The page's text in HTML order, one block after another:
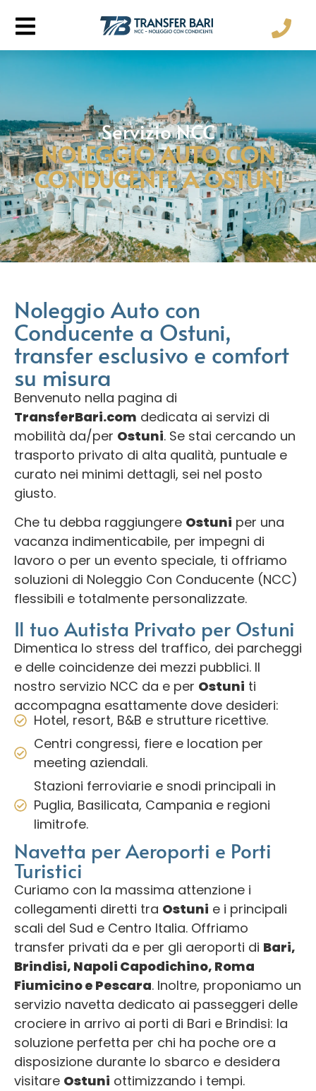
Servizio NCC
NOLEGGIO AUTO CON
CONDUCENTE A OSTUNI
Noleggio Auto con
Conducente a Ostuni,
transfer esclusivo e comfort
su misura
Benvenuto nella pagina di
TransferBari.com dedicata ai servizi di
mobilità da/per Ostuni. Se stai cercando un
trasporto privato di alta qualità, puntuale e
curato nei minimi dettagli, sei nel posto
giusto.
Che tu debba raggiungere Ostuni per una
vacanza indimenticabile, per impegni di
lavoro o per un evento speciale, ti offriamo
soluzioni di Noleggio Con Conducente (NCC)
flessibili e totalmente personalizzate.
Il tuo Autista Privato per Ostuni
Dimentica lo stress del traffico, dei parcheggi
e delle coincidenze dei mezzi pubblici. Il
nostro servizio NCC da e per Ostuni ti
accompagna esattamente dove desideri:
Hotel, resort, B&B e strutture ricettive.
Centri congressi, fiere e location per
meeting aziendali.
Stazioni ferroviarie e snodi principali in
Puglia, Basilicata, Campania e regioni
limitrofe.
Navetta per Aeroporti e Porti
Turistici
Curiamo con la massima attenzione i
collegamenti diretti tra Ostuni e i principali
scali del Sud e Centro Italia. Offriamo
transfer privati da e per gli aeroporti di Bari,
Brindisi, Napoli Capodichino, Roma
Fiumicino e Pescara. Inoltre, proponiamo un
servizio navetta dedicato ai passeggeri delle
crociere in arrivo ai porti di Bari e Brindisi: la
soluzione perfetta per chi ha poche ore a
disposizione durante lo sbarco e desidera
visitare Ostuni ottimizzando i tempi.